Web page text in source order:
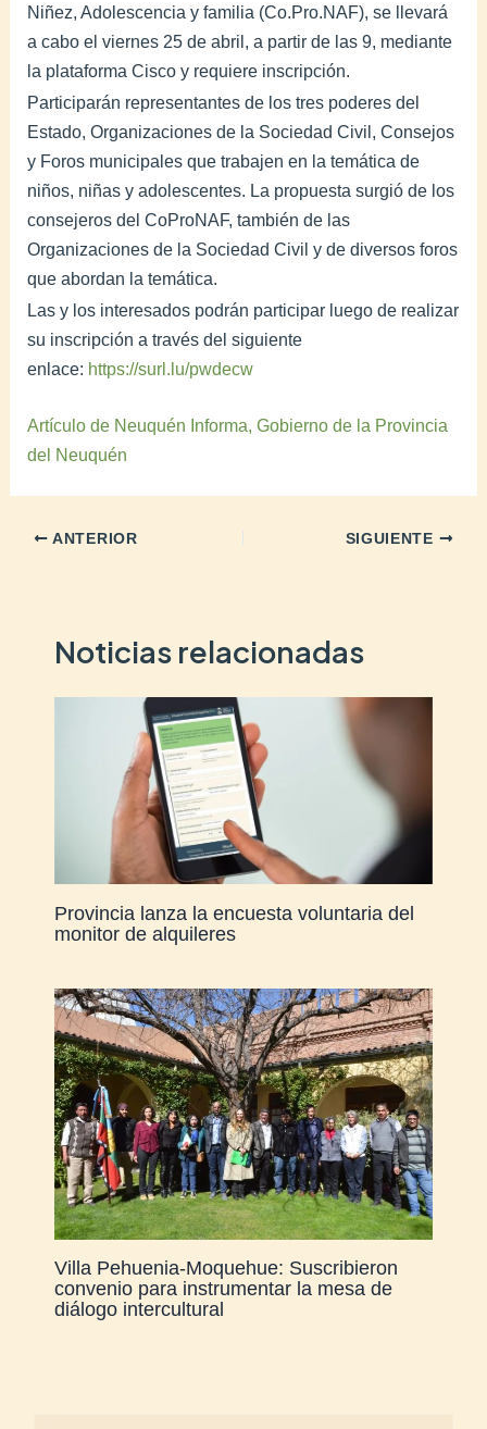
Niñez, Adolescencia y familia (Co.Pro.NAF), se llevará
a cabo el viernes 25 de abril, a partir de las 9, mediante
la plataforma Cisco y requiere inscripción.
Participarán representantes de los tres poderes del
Estado, Organizaciones de la Sociedad Civil, Consejos
y Foros municipales que trabajen en la temática de
niños, niñas y adolescentes. La propuesta surgió de los
consejeros del CoProNAF, también de las
Organizaciones de la Sociedad Civil y de diversos foros
que abordan la temática.
Las y los interesados podrán participar luego de realizar
su inscripción a través del siguiente
enlace: https://surl.lu/pwdecw
Artículo de Neuquén Informa, Gobierno de la Provincia
del Neuquén
ANTERIOR SIGUIENTE
Noticias relacionadas
Provincia lanza la encuesta voluntaria del
monitor de alquileres
Villa Pehuenia-Moquehue: Suscribieron
convenio para instrumentar la mesa de
diálogo intercultural